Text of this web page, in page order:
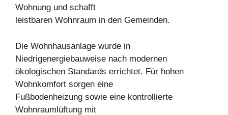
Wohnung und schafft
leistbaren Wohnraum in den Gemeinden.
Die Wohnhausanlage wurde in
Niedrigenergiebauweise nach modernen
ökologischen Standards errichtet. Für hohen
Wohnkomfort sorgen eine
Fußbodenheizung sowie eine kontrollierte
Wohnraumlüftung mit